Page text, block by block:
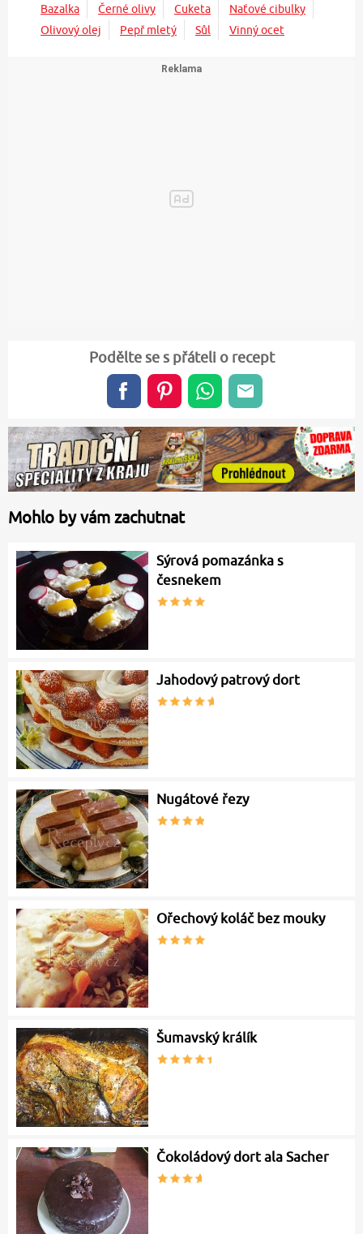
Bazalka
Černé olivy Cuketa
Naťové cibulky
Olivový olej
Pepř mletý Sůl Vinný ocet
Podělte se s přáteli o recept
Mohlo by vám zachutnat
Sýrová pomazánka s
česnekem
Jahodový patrový dort
Nugátové řezy
Ořechový koláč bez mouky
Šumavský králík
Čokoládový dort ala Sacher